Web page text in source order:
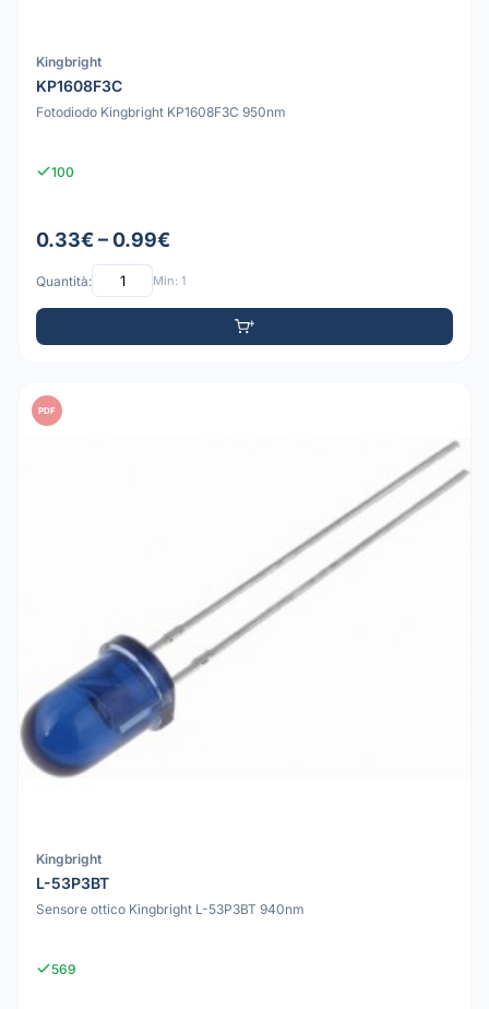
Kingbright
KP1608F3C
Fotodiodo Kingbright KP1608F3C 950nm
100
0.33€ – 0.99€
Quantità: Min: 1
PDF
Kingbright
L-53P3BT
Sensore ottico Kingbright L-53P3BT 940nm
569